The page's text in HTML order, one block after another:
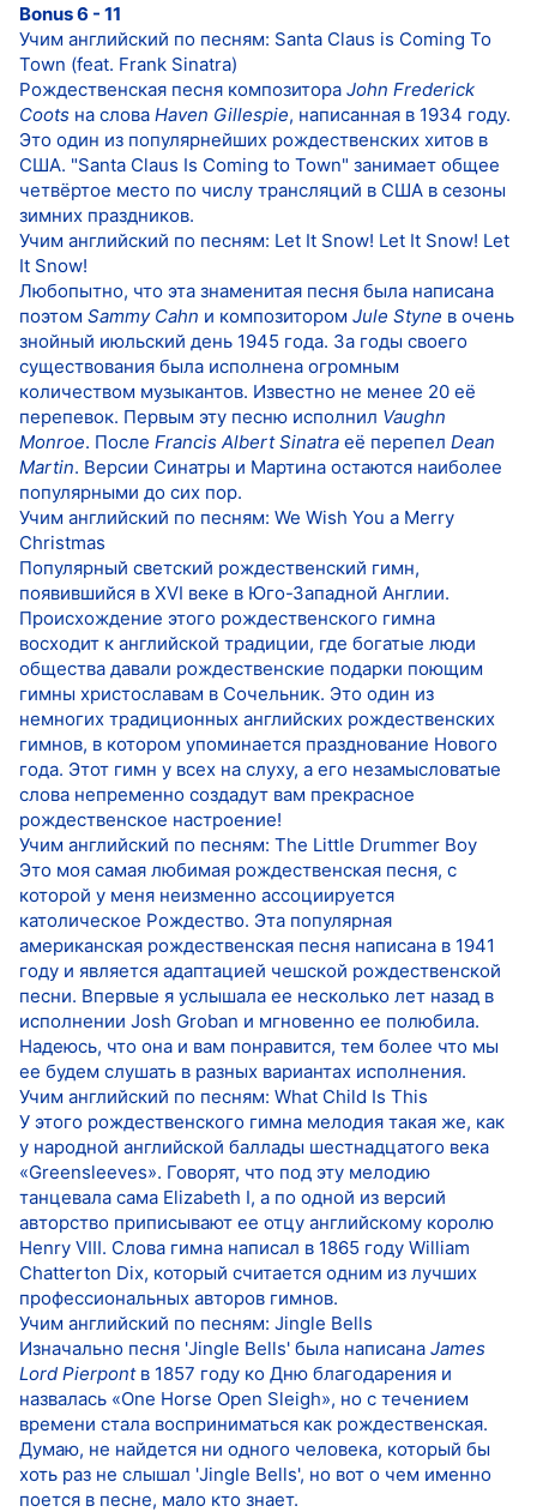
Bonus 6 - 11
Учим английский по песням: Santa Claus is Coming To
Town (feat. Frank Sinatra)
Рождественская песня композитора John Frederick
Coots на слова Haven Gillespie, написанная в 1934 году.
Это один из популярнейших рождественских хитов в
США. "Santa Claus Is Coming to Town" занимает общее
четвёртое место по числу трансляций в США в сезоны
зимних праздников.
Учим английский по песням: Let It Snow! Let It Snow! Let
It Snow!
Любопытно, что эта знаменитая песня была написана
поэтом Sammy Cahn и композитором Jule Styne в очень
знойный июльский день 1945 года. За годы своего
существования была исполнена огромным
количеством музыкантов. Известно не менее 20 её
перепевок. Первым эту песню исполнил Vaughn
Monroe. После Francis Albert Sinatra её перепел Dean
Martin. Версии Синатры и Мартина остаются наиболее
популярными до сих пор.
Учим английский по песням: We Wish You a Merry
Christmas
Популярный светский рождественский гимн,
появившийся в XVI веке в Юго-Западной Англии.
Происхождение этого рождественского гимна
восходит к английской традиции, где богатые люди
общества давали рождественские подарки поющим
гимны христославам в Сочельник. Это один из
немногих традиционных английских рождественских
гимнов, в котором упоминается празднование Нового
года. Этот гимн у всех на слуху, а его незамысловатые
слова непременно создадут вам прекрасное
рождественское настроение!
Учим английский по песням: The Little Drummer Boy
Это моя самая любимая рождественская песня, с
которой у меня неизменно ассоциируется
католическое Рождество. Эта популярная
американская рождественская песня написана в 1941
году и является адаптацией чешской рождественской
песни. Впервые я услышала ее несколько лет назад в
исполнении Josh Groban и мгновенно ее полюбила.
Надеюсь, что она и вам понравится, тем более что мы
ее будем слушать в разных вариантах исполнения.
Учим английский по песням: What Child Is This
У этого рождественского гимна мелодия такая же, как
у народной английской баллады шестнадцатого века
«Greensleeves». Говорят, что под эту мелодию
танцевала сама Elizabeth I, а по одной из версий
авторство приписывают ее отцу английскому королю
Henry VIII. Слова гимна написал в 1865 году William
Chatterton Dix, который считается одним из лучших
профессиональных авторов гимнов.
Учим английский по песням: Jingle Bells
Изначально песня 'Jingle Bells' была написана James
Lord Pierpontв 1857 году ко Дню благодарения и
назвалась «One Horse Open Sleigh», но с течением
времени стала восприниматься как рождественская.
Думаю, не найдется ни одного человека, который бы
хоть раз не слышал 'Jingle Bells', но вот о чем именно
поется в песне, мало кто знает.